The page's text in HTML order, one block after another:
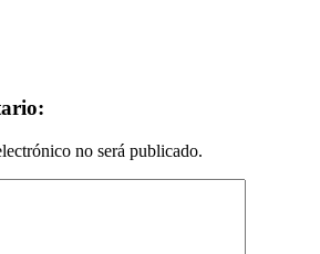
no será publicado.